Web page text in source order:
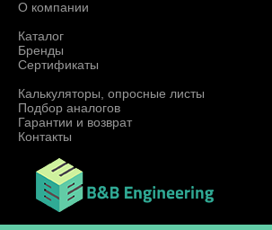
О компании
Каталог
Бренды
Сертификаты
Калькуляторы, опросные листы
Подбор аналогов
Гарантии и возврат
Контакты